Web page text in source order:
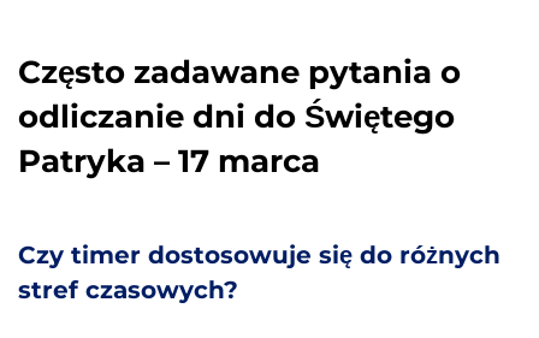
Często zadawane pytania o
odliczanie dni do Świętego
Patryka – 17 marca
Czy timer dostosowuje się do różnych
stref czasowych?